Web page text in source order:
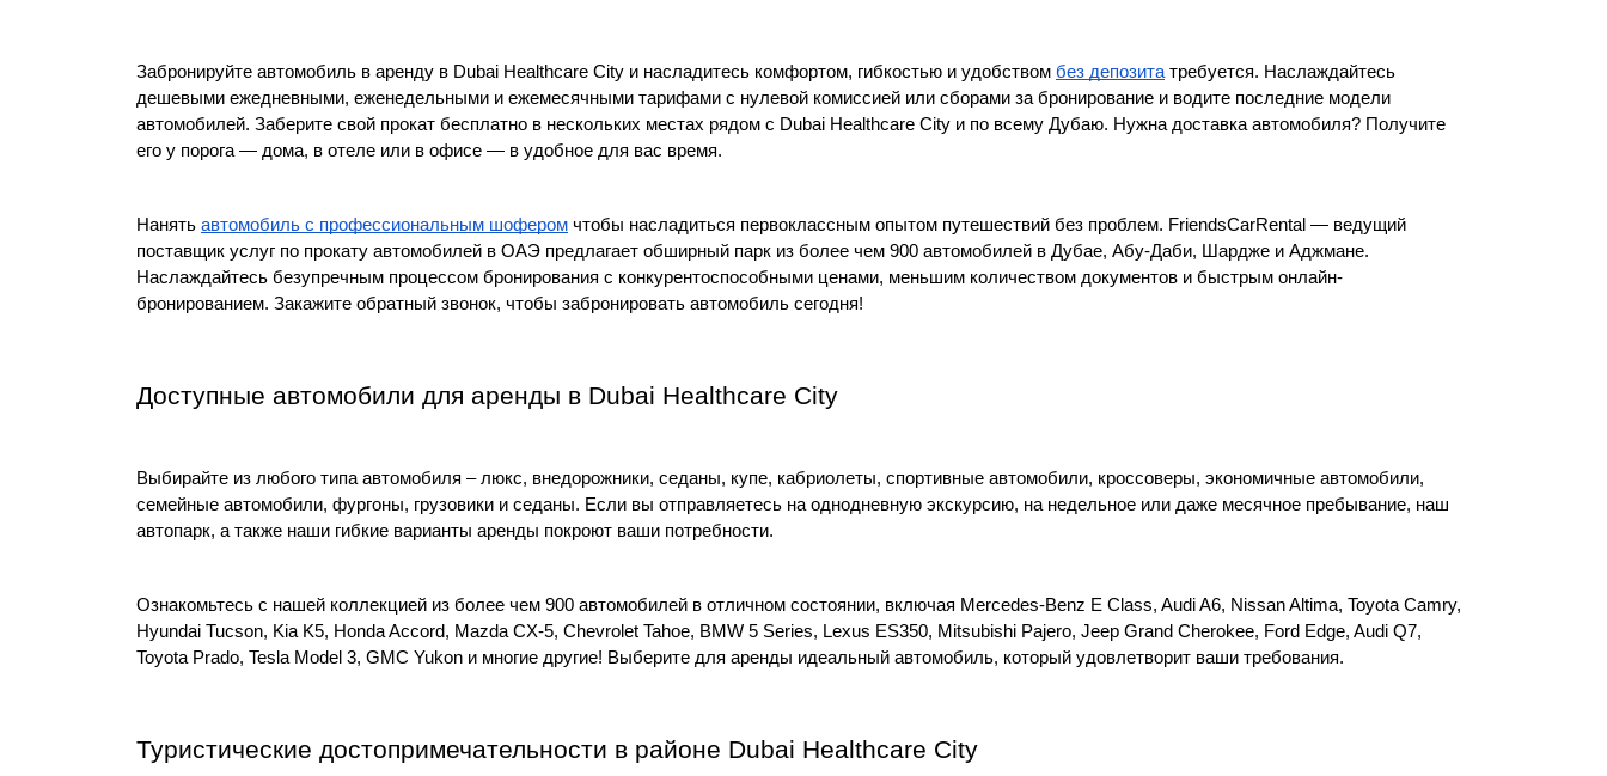
Забронируйте автомобиль в аренду в Dubai Healthcare City и насладитесь комфортом, гибкостью и удобством без депозита требуется. Наслаждайтесь
дешевыми ежедневными, еженедельными и ежемесячными тарифами с нулевой комиссией или сборами за бронирование и водите последние модели
автомобилей. Заберите свой прокат бесплатно в нескольких местах рядом с Dubai Healthcare City и по всему Дубаю. Нужна доставка автомобиля? Получите
его у порога — дома, в отеле или в офисе — в удобное для вас время.
Нанять автомобиль с профессиональным шофером чтобы насладиться первоклассным опытом путешествий без проблем. FriendsCarRental — ведущий
поставщик услуг по прокату автомобилей в ОАЭ предлагает обширный парк из более чем 900 автомобилей в Дубае, Абу-Даби, Шардже и Аджмане.
Наслаждайтесь безупречным процессом бронирования с конкурентоспособными ценами, меньшим количеством документов и быстрым онлайн-
бронированием. Закажите обратный звонок, чтобы забронировать автомобиль сегодня!
Доступные автомобили для аренды в Dubai Healthcare City
Выбирайте из любого типа автомобиля – люкс, внедорожники, седаны, купе, кабриолеты, спортивные автомобили, кроссоверы, экономичные автомобили,
семейные автомобили, фургоны, грузовики и седаны. Если вы отправляетесь на однодневную экскурсию, на недельное или даже месячное пребывание, наш
автопарк, а также наши гибкие варианты аренды покроют ваши потребности.
Ознакомьтесь с нашей коллекцией из более чем 900 автомобилей в отличном состоянии, включая Mercedes-Benz E Class, Audi A6, Nissan Altima, Toyota Camry,
Hyundai Tucson, Kia K5, Honda Accord, Mazda CX-5, Chevrolet Tahoe, BMW 5 Series, Lexus ES350, Mitsubishi Pajero, Jeep Grand Cherokee, Ford Edge, Audi Q7,
Toyota Prado, Tesla Model 3, GMC Yukon и многие другие! Выберите для аренды идеальный автомобиль, который удовлетворит ваши требования.
Туристические достопримечательности в районе Dubai Healthcare City